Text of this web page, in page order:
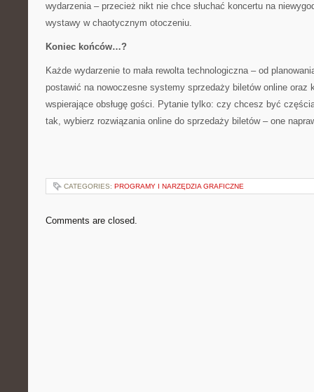
wydarzenia – przecież nikt nie chce słuchać koncertu na
wystawy w chaotycznym otoczeniu.
Koniec końców…?
Każde wydarzenie to mała rewolta technologiczna – od
postawić na nowoczesne systemy sprzedaży biletów online oraz
wspierające obsługę gości. Pytanie tylko: czy chcesz być
tak, wybierz rozwiązania online do sprzedaży biletów – one
CATEGORIES: PROGRAMY I NARZĘDZIA GRAFICZNE
Comments are closed.